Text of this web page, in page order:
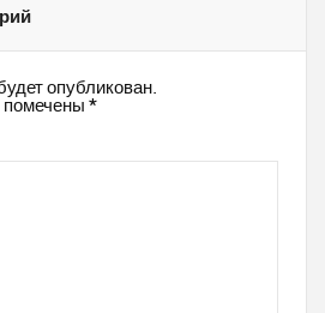
опубликован.
*